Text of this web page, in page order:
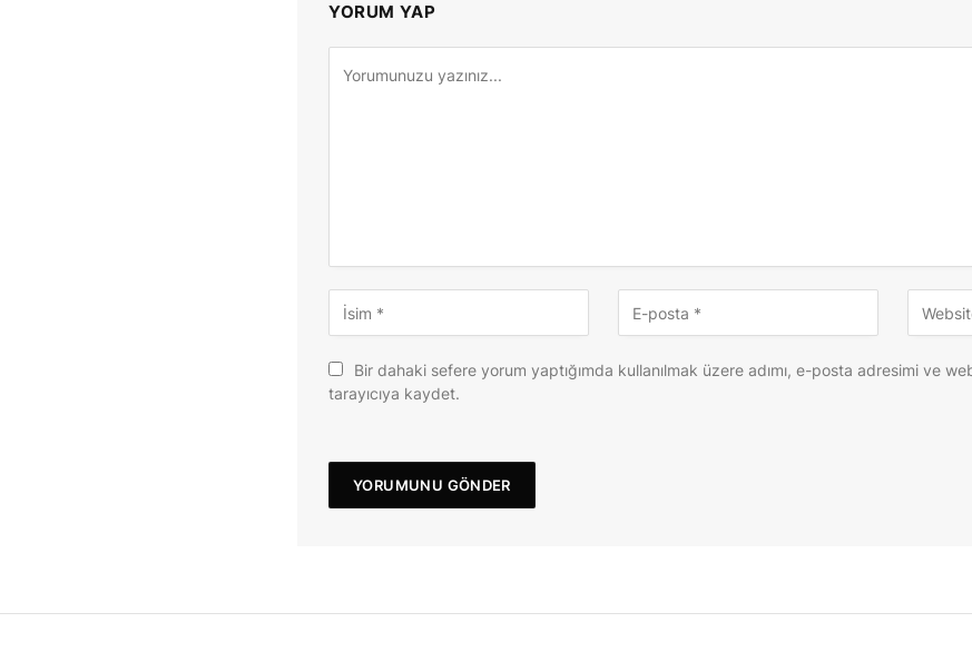
YORUM YAP
Bir dahaki sefere yorum yaptığımda kullanılmak üzere adımı, e-posta adresimi ve
tarayıcıya kaydet.